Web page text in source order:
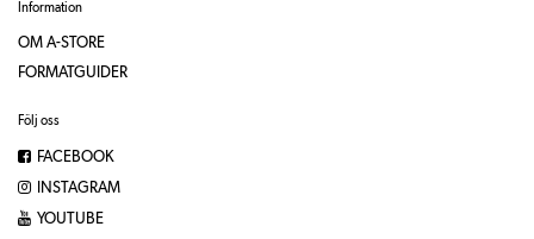
Information
OM A-STORE
FORMATGUIDER
Följ oss
FACEBOOK
INSTAGRAM
YOUTUBE